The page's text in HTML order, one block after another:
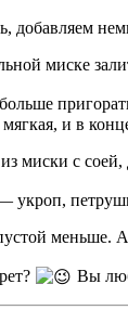
добавляем
миске
и в
миски с
укроп,
меньше. А
Вы